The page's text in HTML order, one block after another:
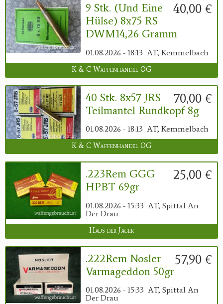
40,00 €
9 Stk. (und Eine
Hülse) 8x75 RS
DWM14,26 Gramm
01.08.2026 - 18:13 AT, Kemmelbach
K & C Waffenhandel OG
70,00 €
40 Stk. 8x57 JRS
Teilmantel Rundkopf 8g
01.08.2026 - 18:13 AT, Kemmelbach
K & C Waffenhandel OG
25,00 €
.223Rem GGG
HPBT 69gr
01.08.2026 - 15:33 AT, Spittal An
Der Drau
Haus der Jäger
57,90 €
.222Rem Nosler
Varmageddon 50gr
01.08.2026 - 15:33 AT, Spittal An
Der Drau